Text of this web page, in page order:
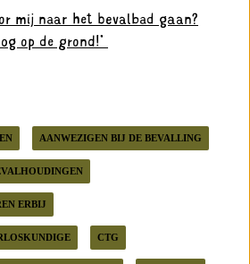
mij naar het bevalbad gaan?
op de grond!’
AANWEZIGEN BIJ DE BEVALLING
ERBIJ
CTG